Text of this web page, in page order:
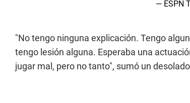
— ESPN
"No tengo ninguna explicación. Tengo
tengo lesión alguna. Esperaba una
jugar mal, pero no tanto", sumó un